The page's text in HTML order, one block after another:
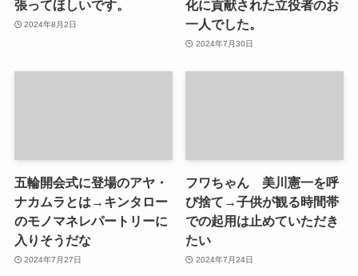
張ってほしいです。
2024年8月2日
化に貢献された立役者のお
一人でした。
2024年7月30日
五輪開会式に登場のアヤ・
ナカムラとは→キンタロー
のモノマネレパートリーに
入りそうだな
2024年7月27日
フワちゃん 美川憲一を呼
び捨て→子供が観る時間帯
での起用は止めていただき
たい
2024年7月24日